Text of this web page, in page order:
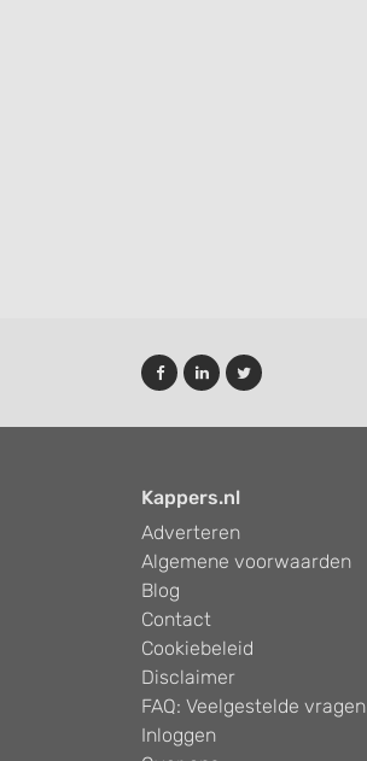
Kappers.nl
Adverteren
Algemene voorwaarden
Blog
Contact
Cookiebeleid
Disclaimer
FAQ: Veelgestelde vragen
Inloggen